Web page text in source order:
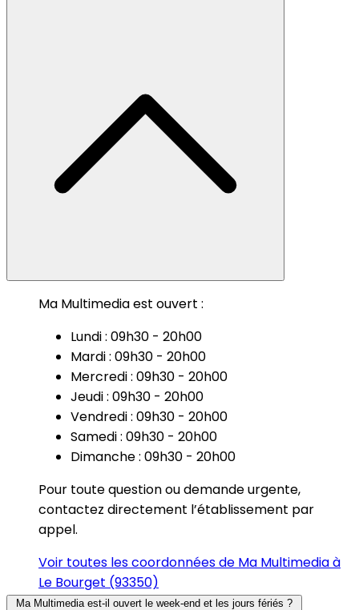
Ma Multimedia est ouvert :
Lundi : 09h30 - 20h00
Mardi : 09h30 - 20h00
Mercredi : 09h30 - 20h00
Jeudi : 09h30 - 20h00
Vendredi : 09h30 - 20h00
Samedi : 09h30 - 20h00
Dimanche : 09h30 - 20h00
Pour toute question ou demande urgente,
contactez directement l’établissement par
appel.
Voir toutes les coordonnées de Ma Multimedia à
Le Bourget (93350)
Ma Multimedia est-il ouvert le week-end et les jours fériés ?